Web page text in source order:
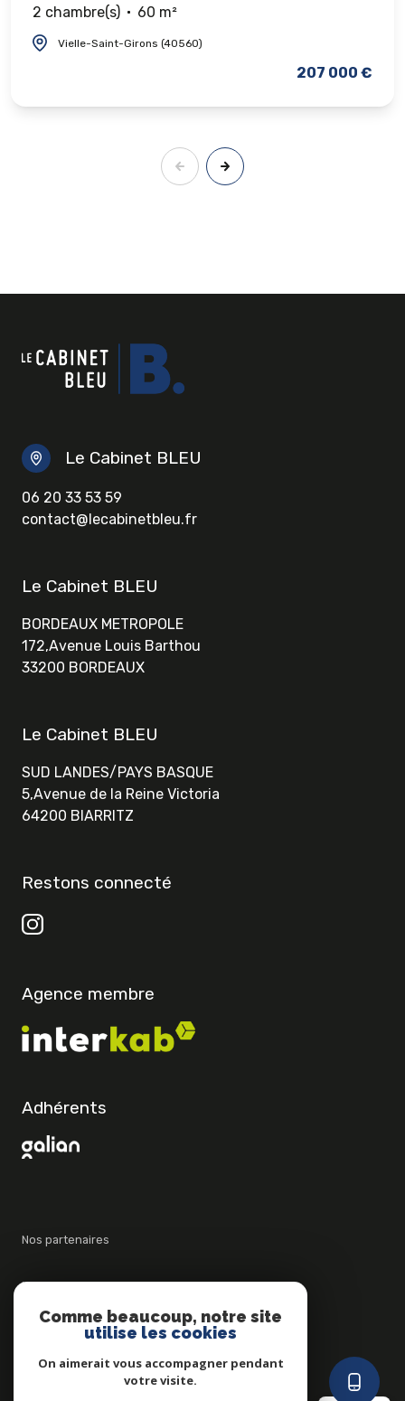
2 chambre(s)
60 m²
Vielle-Saint-Girons (40560)
207 000 €
Le Cabinet BLEU
06 20 33 53 59
contact@lecabinetbleu.fr
Le Cabinet BLEU
BORDEAUX METROPOLE
172,Avenue Louis Barthou
33200 BORDEAUX
Le Cabinet BLEU
SUD LANDES/PAYS BASQUE
5,Avenue de la Reine Victoria
64200 BIARRITZ
Restons connecté
Agence membre
Adhérents
Nos partenaires
Mentions légales
Comme beaucoup, notre site
utilise les cookies
On aimerait vous accompagner pendant
votre visite.